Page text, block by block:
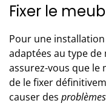
Fixer le
Pour une
adaptées au type
assurez-vous que le
de le fixer
causer des